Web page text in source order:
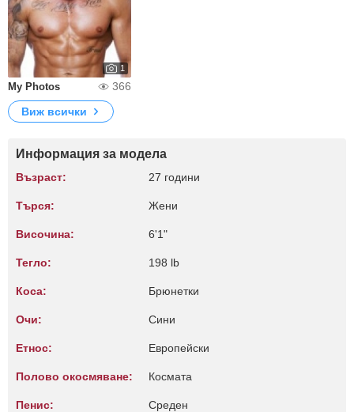
1
My Photos
366
Виж всички
Информация за модела
Възраст: 27 години
Търся: Жени
Височина: 6'1"
Тегло: 198 lb
Коса: Брюнетки
Очи: Сини
Етнос: Европейски
Полово окосмяване: Космата
Пенис: Среден